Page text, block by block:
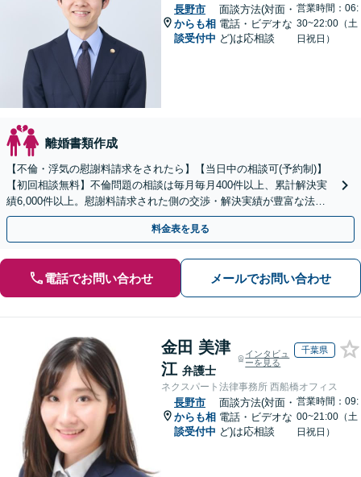
長野市
からも相
談受付中
面談方法(対面・
電話・ビデオな
ど)は応相談
営業時間：06:
30~22:00（土
日祝日）
離婚書類作成
【不倫・浮気の慰謝料請求をされたら】【当日中の相談可(予約制)】
【初回相談無料】不倫問題の相談は毎月毎月400件以上、累計解決実
績6,000件以上。慰謝料請求された側の交渉・解決実績が豊富な法律
事務所です。
料金表を見る
電話でお問い合わせ メールでお問い合わせ
金田 美津
江 弁護士
インタビュ
ーを見る
千葉県
ネクスパート法律事務所 西船橋オフィス
長野市
からも相
談受付中
面談方法(対面・
電話・ビデオな
ど)は応相談
営業時間：09:
00~21:00（土
日祝日）